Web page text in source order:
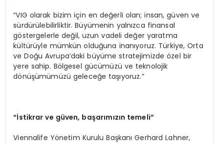
“VIG olarak bizim için en değerli olan; insan, güven ve
sürdürülebilirliktir. Büyümenin yalnızca finansal
göstergelerle değil, uzun vadeli değer yaratma
kültürüyle mümkün olduğuna inanıyoruz. Türkiye, Orta
ve Doğu Avrupa’daki büyüme stratejimizde özel bir
yere sahip. Bölgesel gücümüzü ve teknolojik
dönüşümümüzü geleceğe taşıyoruz.”
“İstikrar ve güven, başarımızın temeli”
Viennalife Yönetim Kurulu Başkanı Gerhard Lahner,